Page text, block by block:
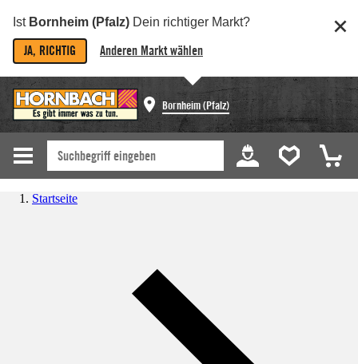
Ist Bornheim (Pfalz) Dein richtiger Markt?
JA, RICHTIG Anderen Markt wählen
Bornheim (Pfalz)
Startseite